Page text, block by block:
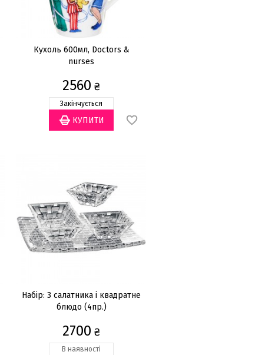
Кухоль 600мл, Doctors &
nurses
2560 ₴
Закінчується
Набір: 3 салатника і квадратне
блюдо (4пр.)
2700 ₴
В наявності